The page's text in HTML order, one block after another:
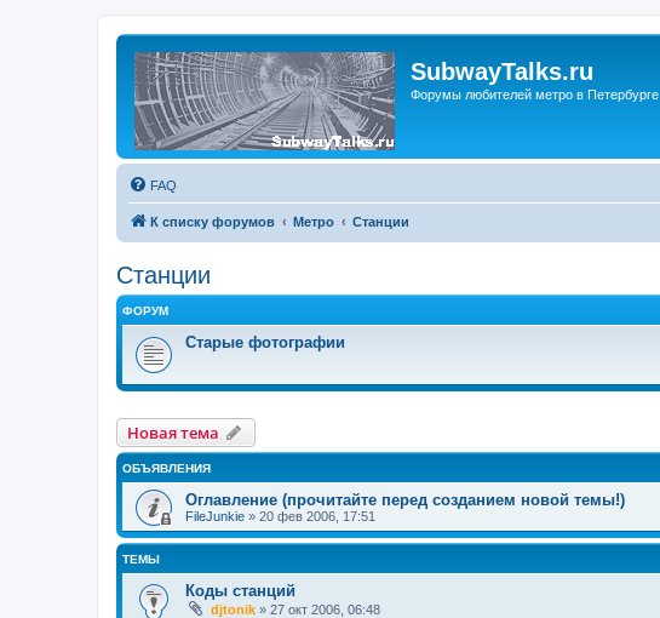
SubwayTalks.ru
Форумы любителей метро в Петербурге
FAQ
К списку форумов Метро Станции
Станции
ФОРУМ
Старые фотографии
Новая тема
ОБЪЯВЛЕНИЯ
Оглавление (прочитайте перед созданием новой темы!)
FileJunkie » 20 фев 2006, 17:51
ТЕМЫ
Коды станций
djtonik » 27 окт 2006, 06:48